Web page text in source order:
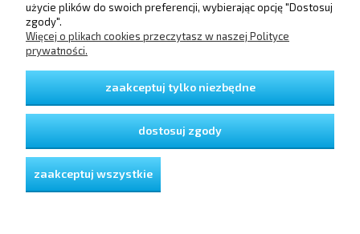
DOSTAWA I PŁATNOŚCI
GWARANCJA I ZWROTY
O FIRMIE
użycie plików do swoich preferencji, wybierając opcję "Dostosuj
zgody".
Więcej o plikach cookies przeczytasz w naszej Polityce
prywatności.
zaakceptuj tylko niezbędne
dostosuj zgody
zaakceptuj wszystkie